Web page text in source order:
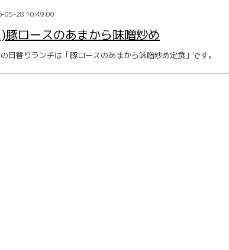
05-28 10:49:00
豚ロースのあまから味噌炒め
日替りランチは「豚ロースのあまから味噌炒め定食」です。